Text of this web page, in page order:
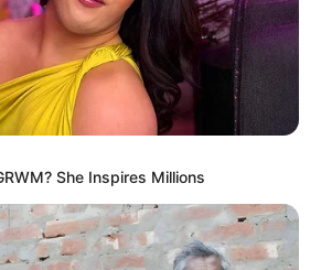
She Inspires Millions